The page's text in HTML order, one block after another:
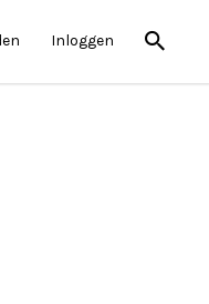
Inloggen